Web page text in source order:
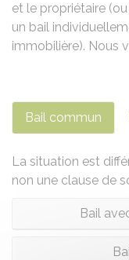
et le propriétaire
un bail
immobilière). Nous
Bail commun
La situation est
non une clause de
Bail